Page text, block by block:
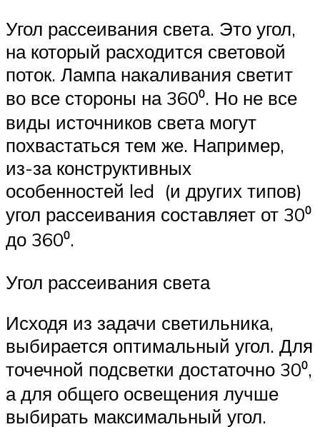
Угол рассеивания света. Это угол,
на который расходится световой
поток. Лампа накаливания светит
во все стороны на 360⁰. Но не все
виды источников света могут
похвастаться тем же. Например,
из-за конструктивных
особенностей led (и других типов)
угол рассеивания составляет от 30⁰
до 360⁰.
Угол рассеивания света
Исходя из задачи светильника,
выбирается оптимальный угол. Для
точечной подсветки достаточно 30⁰,
а для общего освещения лучше
выбирать максимальный угол.